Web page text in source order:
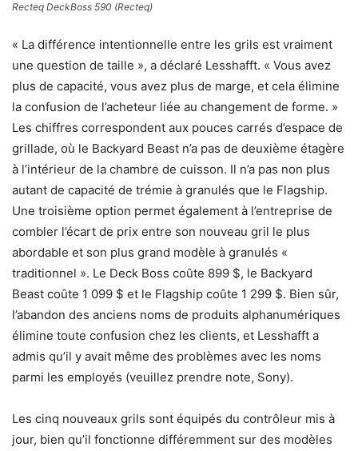
Recteq DeckBoss 590 (Recteq)
« La différence intentionnelle entre les grils est vraiment
une question de taille », a déclaré Lesshafft. « Vous avez
plus de capacité, vous avez plus de marge, et cela élimine
la confusion de l’acheteur liée au changement de forme. »
Les chiffres correspondent aux pouces carrés d’espace de
grillade, où le Backyard Beast n’a pas de deuxième étagère
à l’intérieur de la chambre de cuisson. Il n’a pas non plus
autant de capacité de trémie à granulés que le Flagship.
Une troisième option permet également à l’entreprise de
combler l’écart de prix entre son nouveau gril le plus
abordable et son plus grand modèle à granulés «
traditionnel ». Le Deck Boss coûte 899 $, le Backyard
Beast coûte 1 099 $ et le Flagship coûte 1 299 $. Bien sûr,
l’abandon des anciens noms de produits alphanumériques
élimine toute confusion chez les clients, et Lesshafft a
admis qu’il y avait même des problèmes avec les noms
parmi les employés (veuillez prendre note, Sony).
Les cinq nouveaux grils sont équipés du contrôleur mis à
jour, bien qu’il fonctionne différemment sur des modèles